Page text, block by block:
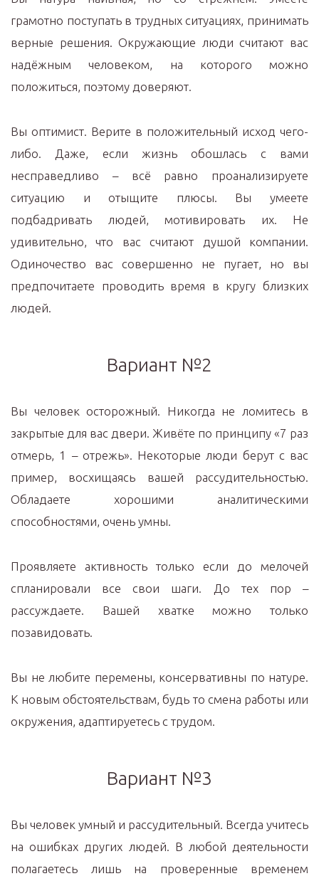
грамотно поступать в трудных ситуациях, принимать
верные решения. Окружающие люди считают вас
надёжным человеком, на которого можно
положиться, поэтому доверяют.
Вы оптимист. Верите в положительный исход чего-
либо. Даже, если жизнь обошлась с вами
несправедливо – всё равно проанализируете
ситуацию и отыщите плюсы. Вы умеете
подбадривать людей, мотивировать их. Не
удивительно, что вас считают душой компании.
Одиночество вас совершенно не пугает, но вы
предпочитаете проводить время в кругу близких
людей.
Вариант №2
Вы человек осторожный. Никогда не ломитесь в
закрытые для вас двери. Живёте по принципу «7 раз
отмерь, 1 – отрежь». Некоторые люди берут с вас
пример, восхищаясь вашей рассудительностью.
Обладаете хорошими аналитическими
способностями, очень умны.
Проявляете активность только если до мелочей
спланировали все свои шаги. До тех пор –
рассуждаете. Вашей хватке можно только
позавидовать.
Вы не любите перемены, консервативны по натуре.
К новым обстоятельствам, будь то смена работы или
окружения, адаптируетесь с трудом.
Вариант №3
Вы человек умный и рассудительный. Всегда учитесь
на ошибках других людей. В любой деятельности
полагаетесь лишь на проверенные временем